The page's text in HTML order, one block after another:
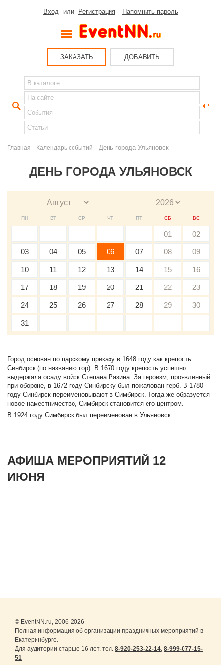
Вход или Регистрация Напомнить пароль
ЗАКАЗАТЬ ДОБАВИТЬ
Главная - Календарь событий - День города Ульяновск
ДЕНЬ ГОРОДА УЛЬЯНОВСК
ПН ВТ СР ЧТ ПТ СБ ВС
01 02
03 04 05 06 07 08 09
10 11 12 13 14 15 16
17 18 19 20 21 22 23
24 25 26 27 28 29 30
31
Город основан по царскому приказу в 1648 году как крепость
Синбирск (по названию гор). В 1670 году крепость успешно
выдержала осаду войск Степана Разина. За героизм, проявленный
при обороне, в 1672 году Синбирску был пожалован герб. В 1780
году Синбирск переименовывают в Симбирск. Тогда же образуется
новое наместничество, Симбирск становится его центром.
В 1924 году Симбирск был переименован в Ульяновск.
АФИША МЕРОПРИЯТИЙ 12
ИЮНЯ
© EventNN.ru, 2006-2026
Полная информация об организации праздничных мероприятий в
Екатеринбурге.
Для аудитории старше 16 лет. тел. 8-920-253-22-14, 8-999-077-15-
51